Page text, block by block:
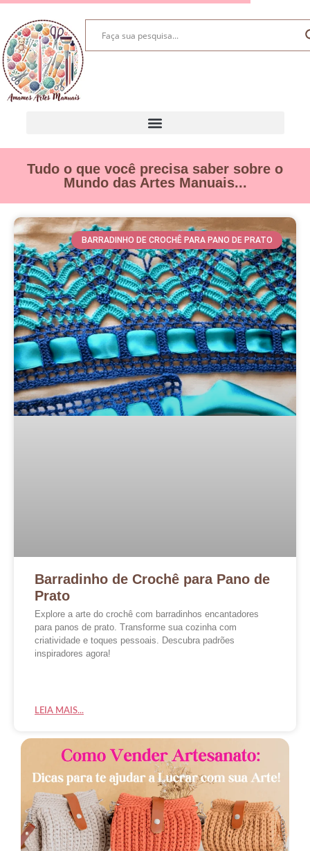
Tudo o que você precisa saber sobre o
Mundo das Artes Manuais...
BARRADINHO DE CROCHÊ PARA PANO DE PRATO
Barradinho de Crochê para Pano de
Prato
Explore a arte do crochê com barradinhos encantadores
para panos de prato. Transforme sua cozinha com
criatividade e toques pessoais. Descubra padrões
inspiradores agora!
LEIA MAIS...